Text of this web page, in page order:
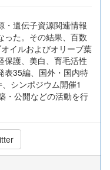
・遺伝子資源関連情報
った。その結果、百数
イルおよびオリーブ葉
保護、美白、育毛活性
表35編、国外・国内特
シンポジウム開催1
・公開などの活動を行